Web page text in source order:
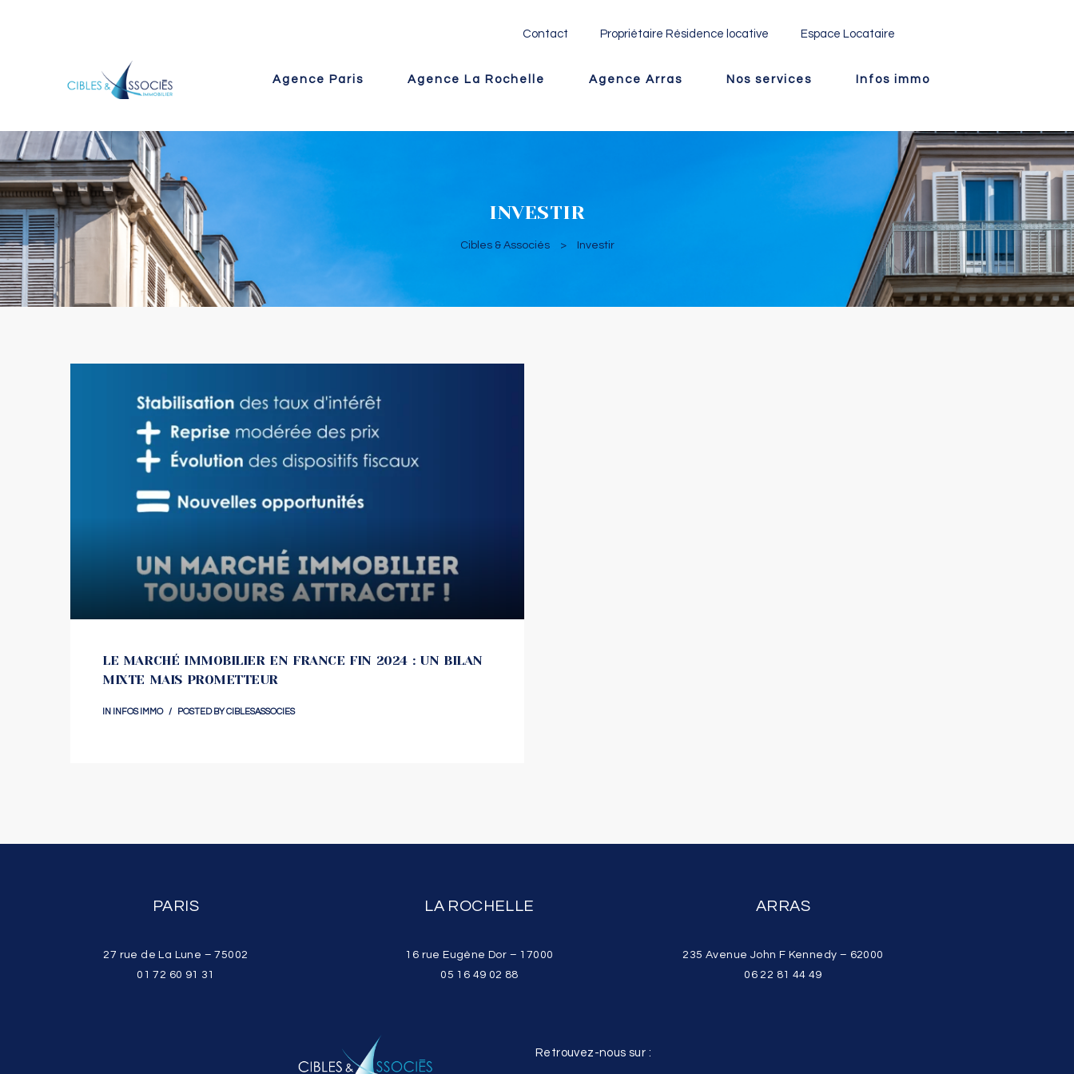
Contact Propriétaire Résidence locative Espace Locataire
Agence Paris Agence La Rochelle Agence Arras Nos services Infos immo
INVESTIR
Cibles & Associés > Investir
LE MARCHÉ IMMOBILIER EN FRANCE FIN 2024 : UN BILAN
MIXTE MAIS PROMETTEUR
IN INFOS IMMO POSTED BYCIBLESASSOCIES
PARIS
27 rue de La Lune – 75002
01 72 60 91 31
LA ROCHELLE
16 rue Eugène Dor – 17000
05 16 49 02 88
ARRAS
235 Avenue John F Kennedy – 62000
06 22 81 44 49
Retrouvez-nous sur :
Paris